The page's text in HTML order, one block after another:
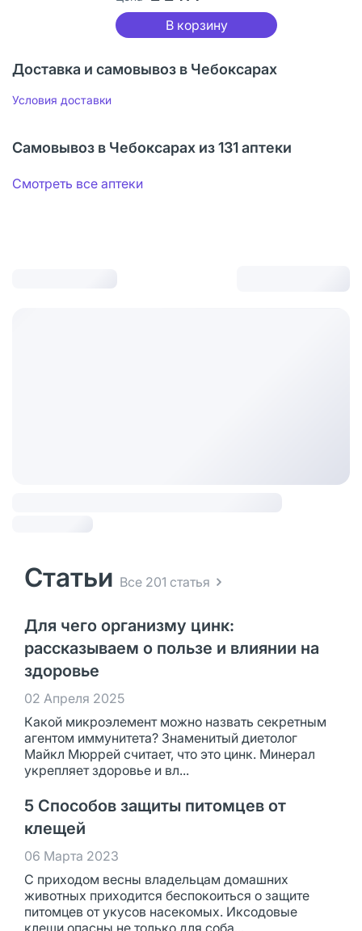
В корзину
Доставка и самовывоз в Чебоксарах
Условия доставки
Самовывоз в Чебоксарах из 131 аптеки
Смотреть все аптеки
Статьи Все 201 статья
Для чего организму цинк:
рассказываем о пользе и влиянии на
здоровье
02 Апреля 2025
Какой микроэлемент можно назвать секретным
агентом иммунитета? Знаменитый диетолог
Майкл Мюррей считает, что это цинк. Минерал
укрепляет здоровье и вл...
5 Способов защиты питомцев от
клещей
06 Марта 2023
С приходом весны владельцам домашних
животных приходится беспокоиться о защите
питомцев от укусов насекомых. Иксодовые